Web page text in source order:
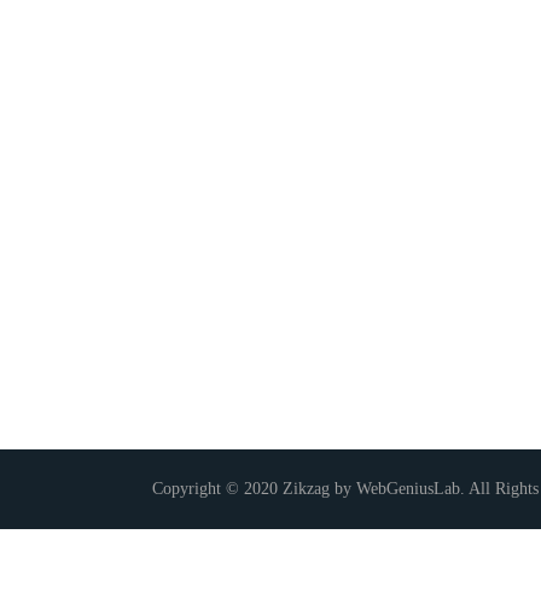
Copyright © 2020 Zikzag by WebGeniusLab. All Rights